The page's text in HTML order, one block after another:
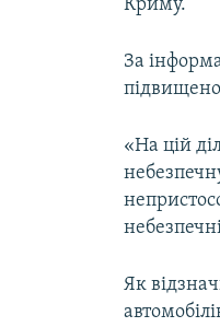
Криму.
За
«На цій
Як